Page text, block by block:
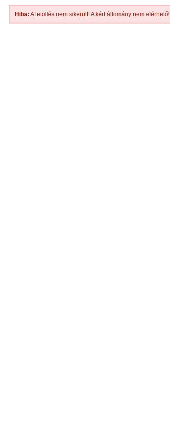
Hiba: A letöltés nem sikerült! A kért állomány nem elérhető!